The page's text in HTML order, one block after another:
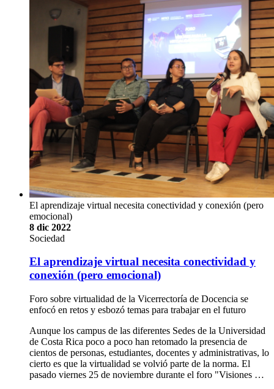
El aprendizaje virtual necesita conectividad y conexión (pero
emocional)
8 dic 2022
Sociedad
El aprendizaje virtual necesita conectividad y
conexión (pero emocional)
Foro sobre virtualidad de la Vicerrectoría de Docencia se
enfocó en retos y esbozó temas para trabajar en el futuro
Aunque los campus de las diferentes Sedes de la Universidad
de Costa Rica poco a poco han retomado la presencia de
cientos de personas, estudiantes, docentes y administrativas, lo
cierto es que la virtualidad se volvió parte de la norma. El
pasado viernes 25 de noviembre durante el foro "Visiones …